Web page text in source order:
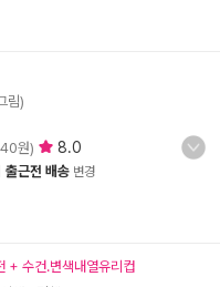
림)
원) 8.0
출근전 배송 변경
+ 수건.변색내열유리컵